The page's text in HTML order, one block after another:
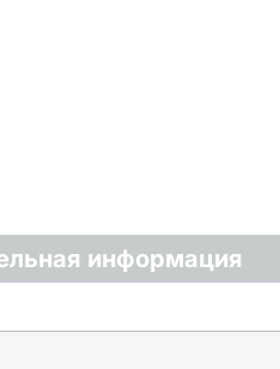
информация